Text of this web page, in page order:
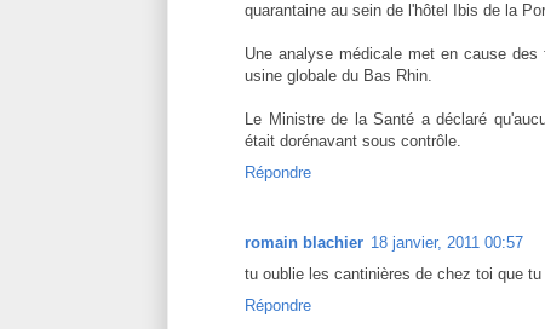
quarantaine au sein de l'hôtel Ibis de la
Une analyse médicale met en cause
usine globale du Bas Rhin.
Le Ministre de la Santé a déclaré
était dorénavant sous contrôle.
Répondre
romain blachier 18 janvier, 2011 00:57
tu oublie les cantinières de chez toi que
Répondre